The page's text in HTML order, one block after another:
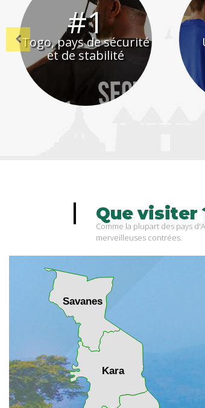
#5
Lomé, carrefour
d’affaires
Previous
Que visiter
Comme la plupart des pays
merveilleuses contrées.
Savanes
Kara